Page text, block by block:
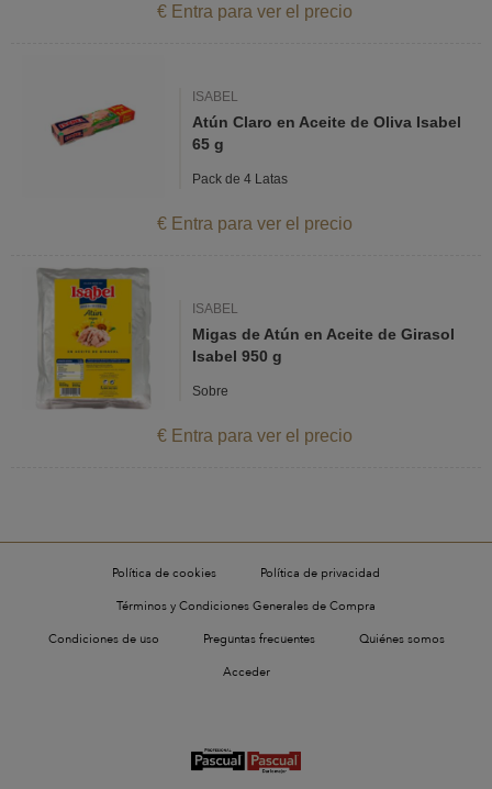
€ Entra para ver el precio
ISABEL
Atún Claro en Aceite de Oliva Isabel
65 g
Pack de 4 Latas
€ Entra para ver el precio
ISABEL
Migas de Atún en Aceite de Girasol
Isabel 950 g
Sobre
€ Entra para ver el precio
Política de cookies
Política de privacidad
Términos y Condiciones Generales de Compra
Condiciones de uso
Preguntas frecuentes
Quiénes somos
Acceder